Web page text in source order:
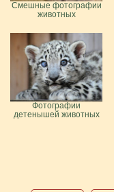
Смешные фотографии
животных
Фотографии
детенышей животных